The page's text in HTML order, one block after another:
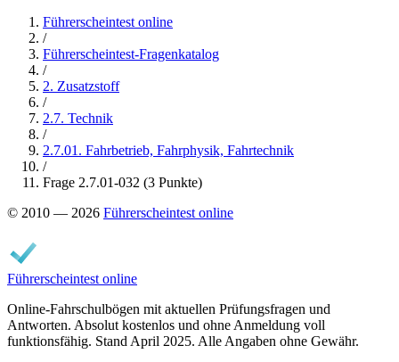
Führerscheintest online
/
Führerscheintest-Fragenkatalog
/
2. Zusatzstoff
/
2.7. Technik
/
2.7.01. Fahrbetrieb, Fahrphysik, Fahrtechnik
/
Frage 2.7.01-032 (3 Punkte)
© 2010 — 2026 Führerscheintest online
Führerscheintest online
Online-Fahrschulbögen mit aktuellen Prüfungsfragen und
Antworten. Absolut kostenlos und ohne Anmeldung voll
funktionsfähig. Stand April 2025. Alle Angaben ohne Gewähr.